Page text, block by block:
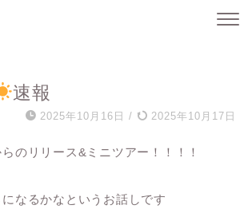
速報
2025年10月16日 / 2025年10月17日
のリリース&ミニツアー！！！！
なるかなというお話しです